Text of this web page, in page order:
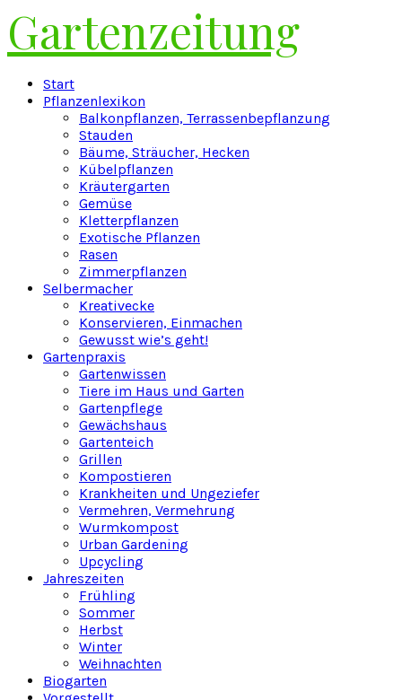
Gartenzeitung
Start
Pflanzenlexikon
Balkonpflanzen, Terrassenbepflanzung
Stauden
Bäume, Sträucher, Hecken
Kübelpflanzen
Kräutergarten
Gemüse
Kletterpflanzen
Exotische Pflanzen
Rasen
Zimmerpflanzen
Selbermacher
Kreativecke
Konservieren, Einmachen
Gewusst wie’s geht!
Gartenpraxis
Gartenwissen
Tiere im Haus und Garten
Gartenpflege
Gewächshaus
Gartenteich
Grillen
Kompostieren
Krankheiten und Ungeziefer
Vermehren, Vermehrung
Wurmkompost
Urban Gardening
Upcycling
Jahreszeiten
Frühling
Sommer
Herbst
Winter
Weihnachten
Biogarten